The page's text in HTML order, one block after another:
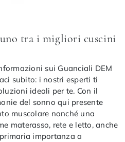
tra i migliori cuscini
sui Guanciali DEM
subito: i nostri esperti ti
ideali per te. Con il
del sonno qui presente
muscolare nonché una
materasso, rete e letto, anche
importanza a